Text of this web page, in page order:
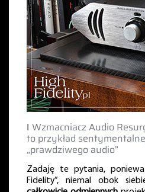
‖ Wzmacniacz Audio
to przykład
„prawdziwego audio”
Zadaję te pytania,
Fidelity”, niemal obok